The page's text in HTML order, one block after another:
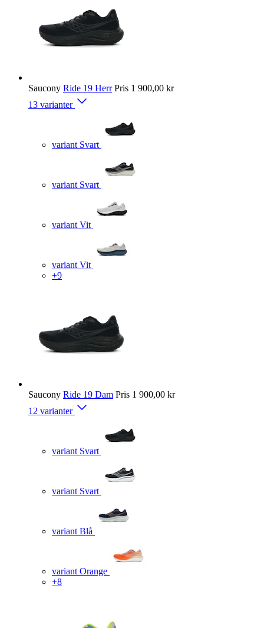
Saucony Ride 19 Herr Pris 1 900,00 kr
13 varianter
variant Svart
variant Svart
variant Vit
variant Vit
+9
Saucony Ride 19 Dam Pris 1 900,00 kr
12 varianter
variant Svart
variant Svart
variant Blå
variant Orange
+8